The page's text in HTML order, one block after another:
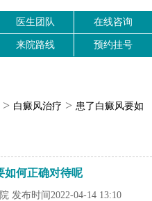
医生团队 在线咨询
来院路线 预约挂号
> 白癜风治疗 > 患了白癜风要如
如何正确对待呢
发布时间2022-04-14 13:10